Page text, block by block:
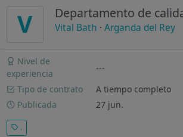
V Departamento de
Vital Bath ·Arganda del Rey
Nivel de
experiencia
---
Tipo de contrato
A tiempo completo
Publicada
27 jun.
.